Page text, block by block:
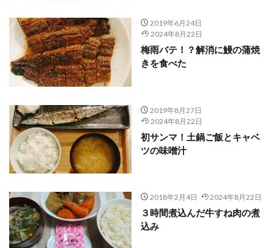
2019年6月24日
2024年8月22日
梅雨バテ！？解消に鰻の蒲焼
きを食べた
2019年8月27日
2024年8月22日
初サンマ！土鍋ご飯とキャベ
ツの味噌汁
2018年2月4日 2024年8月22日
３時間煮込んだ牛すね肉の煮
込み